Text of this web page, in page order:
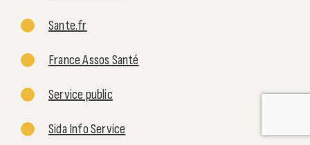
Sante.fr
France Assos Santé
Service public
Sida Info Service